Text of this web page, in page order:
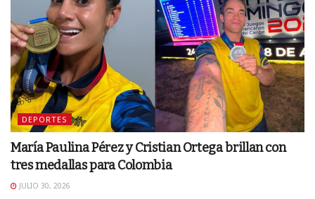
DEPORTES
María Paulina Pérez y Cristian Ortega brillan con
tres medallas para Colombia
JULIO 30, 2026